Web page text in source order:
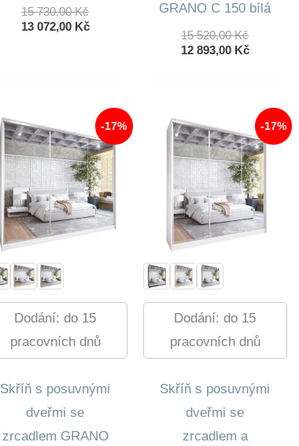
15 730,00KčPůvodní
Cena
13 072,00 KčAktuální
GRANO C 150 bílá
15 520,00KčPůvodní
Cena
12 893,00 KčAktuální
893,00 Kč.
-17%
Dodání: do 15
pracovních dnů
Skříň s posuvnými
dveřmi se
zrcadlem GRANO
-17%
Dodání: do 15
pracovních dnů
Skříň s posuvnými
dveřmi se
zrcadlem a